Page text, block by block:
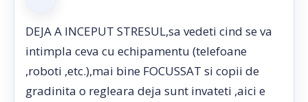
DEJA A INCEPUT STRESUL,sa vedeti cind se va
intimpla ceva cu echipamentu (telefoane
,roboti ,etc.),mai bine FOCUSSAT si copii de
gradinita o regleara deja sunt invateti ,aici e